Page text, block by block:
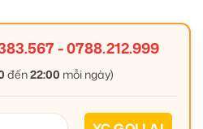
-0788.212.999
đến22:00 mỗi ngày)